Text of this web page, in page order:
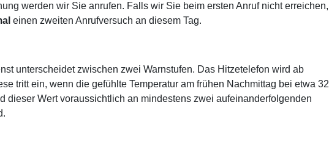
werden wir Sie anrufen. Falls wir Sie beim ersten Anruf nicht erreichen,
einen zweiten Anrufversuch an diesem Tag.
unterscheidet zwischen zwei Warnstufen. Das Hitzetelefon wird ab
tritt ein, wenn die gefühlte Temperatur am frühen Nachmittag bei etwa 32
dieser Wert voraussichtlich an mindestens zwei aufeinanderfolgenden